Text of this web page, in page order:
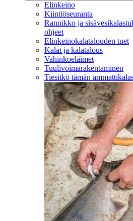
Elinkeino
Kiintiöseuranta
Rannikko ja
ohjeet
Elinkeinokalatalouden tuet
Kalat ja kalatalous
Vahinkoeläimet
Tuulivoimarakentaminen
Tiesitkö tämän